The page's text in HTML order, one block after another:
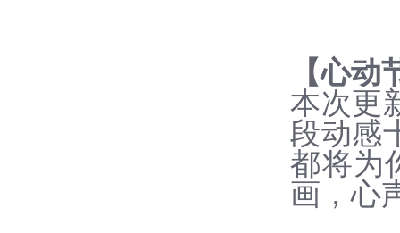
【心
本次更
段动感
都将为
画，心